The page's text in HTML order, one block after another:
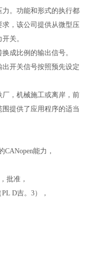
。功能和形式的执行都
，该公司提供从微型压
关。
成比例的输出信号。
开关信号按照预先设定
，机械施工或离岸，前
提供了应用程序的适当
能力，
批准，
D吉。3），